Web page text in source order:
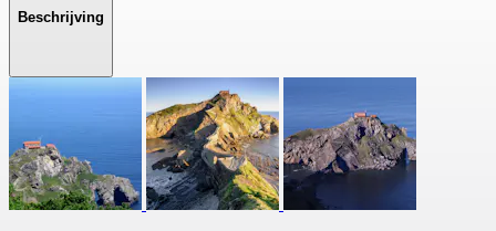
Beschrijving